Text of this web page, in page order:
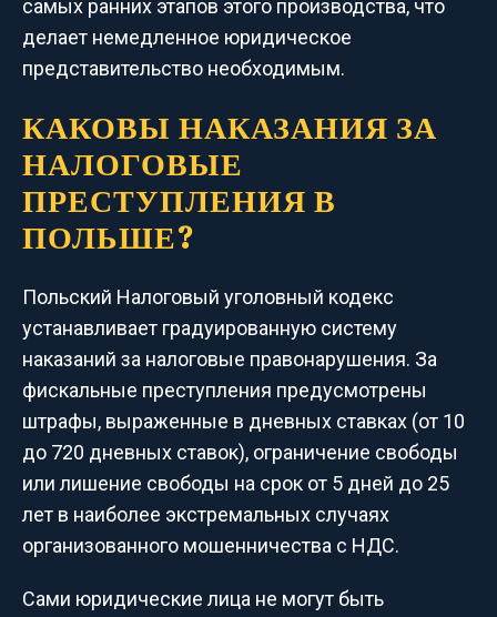
самых ранних этапов этого производства, что
делает немедленное юридическое
представительство необходимым.
КАКОВЫ НАКАЗАНИЯ ЗА
НАЛОГОВЫЕ
ПРЕСТУПЛЕНИЯ В
ПОЛЬШЕ?
Польский Налоговый уголовный кодекс
устанавливает градуированную систему
наказаний за налоговые правонарушения. За
фискальные преступления предусмотрены
штрафы, выраженные в дневных ставках (от 10
до 720 дневных ставок), ограничение свободы
или лишение свободы на срок от 5 дней до 25
лет в наиболее экстремальных случаях
организованного мошенничества с НДС.
Сами юридические лица не могут быть